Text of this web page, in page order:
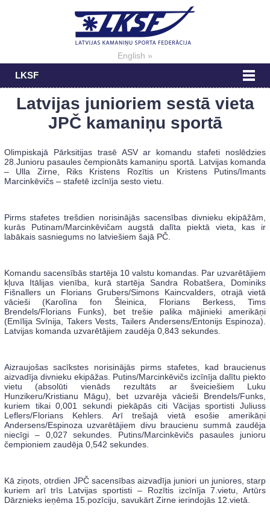
English »
LKSF
Latvijas junioriem sestā vieta
JPČ kamaniņu sportā
Olimpiskajā Pārksitijas trasē ASV ar komandu stafeti noslēdzies
28.Junioru pasaules čempionāts kamaniņu sportā. Latvijas komanda
– Ulla Zirne, Riks Kristens Rozītis un Kristens Putins/Imants
Marcinkēvičs – stafetē izcīnīja sesto vietu.
Pirms stafetes trešdien norisinājās sacensības divnieku ekipāžām,
kurās Putinam/Marcinkēvičam augstā dalīta piektā vieta, kas ir
labākais sasniegums no latviešiem šajā PČ.
Komandu sacensībās startēja 10 valstu komandas. Par uzvarētājiem
kļuva Itālijas vienība, kurā startēja Sandra Robatšera, Dominiks
Fišnallers un Florians Grubers/Simons Kaincvalders, otrajā vietā
vācieši (Karolīna fon Šleinica, Florians Berkess, Tims
Brendels/Florians Funks), bet trešie palika mājinieki amerikāņi
(Emīlija Svīnija, Takers Vests, Tailers Andersens/Entonijs Espinoza).
Latvijas komanda uzvarētājiem zaudēja 0,843 sekundes.
Aizraujošas sacīkstes norisinājās pirms stafetes, kad braucienus
aizvadīja divnieku ekipāžas. Putins/Marcinkēvičs izcīnīja dalītu piekto
vietu (absolūti vienāds rezultāts ar šveiciešiem Luku
Hunzikeru/Kristianu Māgu), bet uzvarēja vācieši Brendels/Funks,
kuriem tikai 0,001 sekundi piekāpās citi Vācijas sportisti Juliuss
Leflers/Florians Kehlers. Arī trešajā vietā esošie amerikāņi
Andersens/Espinoza uzvarētājiem divu braucienu summā zaudēja
niecīgi – 0,027 sekundes. Putins/Marcinkēvičs pasaules junioru
čempioniem zaudēja 0,542 sekundes.
Kā ziņots, otrdien JPČ sacensības aizvadīja juniori un juniores, starp
kuriem arī trīs Latvijas sportisti – Rozītis izcīnīja 7.vietu, Artūrs
Dārznieks ieņēma 15.pozīciju, savukārt Zirne ierindojās 12.vietā.